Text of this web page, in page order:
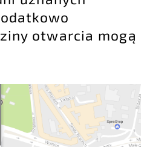
otwarcia mogą